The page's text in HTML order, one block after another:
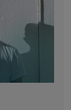
IX